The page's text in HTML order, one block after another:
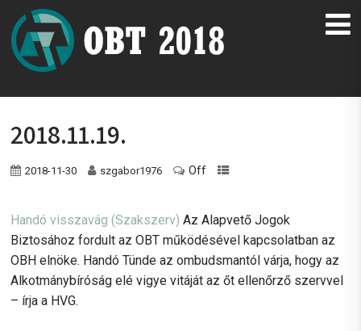
2018.11.19.
2018-11-30 szgabor1976 Off
Handó visszavág(Szakszerv) Az Alapvető Jogok
Biztosához fordult az OBT működésével kapcsolatban az
OBH elnöke. Handó Tünde az ombudsmantól várja, hogy az
Alkotmánybíróság elé vigye vitáját az őt ellenőrző szervvel
– írja a HVG.